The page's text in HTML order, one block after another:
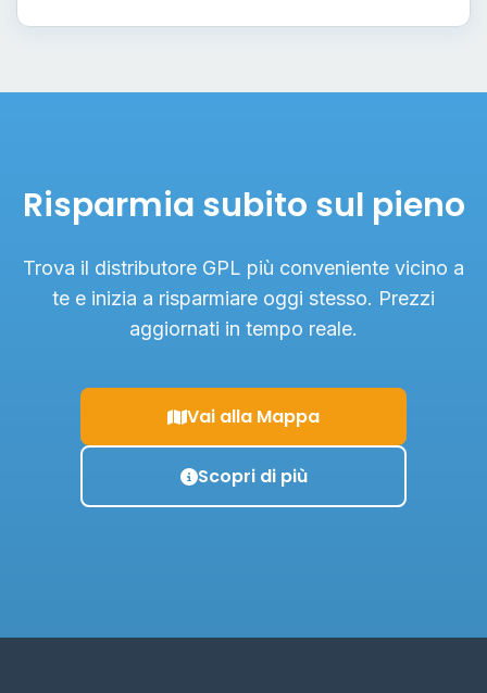
Risparmia subito sul pieno
Trova il distributore GPL più conveniente vicino a
te e inizia a risparmiare oggi stesso. Prezzi
aggiornati in tempo reale.
Vai alla Mappa
Scopri di più